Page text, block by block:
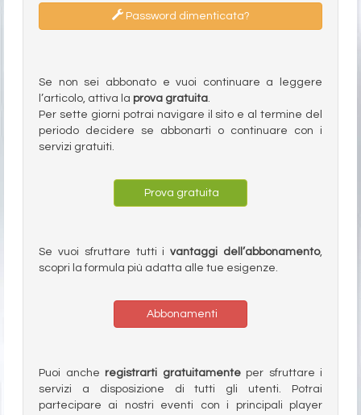
Password dimenticata?
Se non sei abbonato e vuoi continuare a leggere
l’articolo, attiva la prova gratuita.
Per sette giorni potrai navigare il sito e al termine del
periodo decidere se abbonarti o continuare con i
servizi gratuiti.
Prova gratuita
Se vuoi sfruttare tutti ivantaggi dell’abbonamento,
scopri la formula più adatta alle tue esigenze.
Abbonamenti
Puoi anche registrarti gratuitamenteper sfruttare i
servizi a disposizione di tutti gli utenti. Potrai
partecipare ai nostri eventi con i principali player